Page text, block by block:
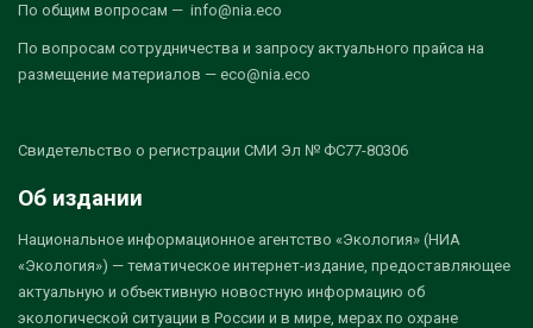
По общим вопросам — info@nia.eco
По вопросам сотрудничества и запросу актуального прайса на
размещение материалов — eco@nia.eco
Свидетельство о регистрации СМИ Эл № ФС77-80306
Об издании
Национальное информационное агентство «Экология» (НИА
«Экология») — тематическое интернет-издание, предоставляющее
актуальную и объективную новостную информацию об
экологической ситуации в России и в мире, мерах по охране